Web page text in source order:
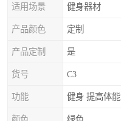
适用场景 健身器材
产品颜色 定制
产品定制 是
货号 C3
功能 健身 提高体能